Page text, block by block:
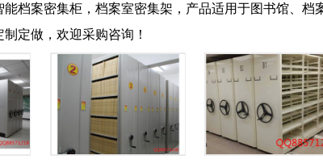
档案密集柜，档案室密集架，产品适用于图书馆、档
定做，欢迎采购咨询！